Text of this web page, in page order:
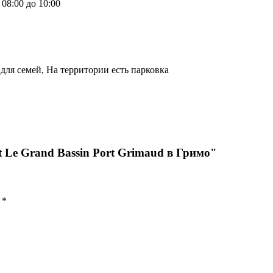
до 10:00
семей, На территории есть парковка
Grand Bassin Port Grimaud в Гримо"
*